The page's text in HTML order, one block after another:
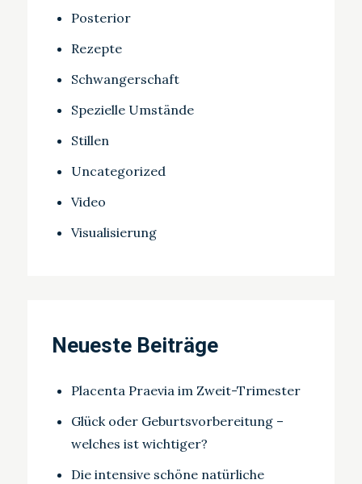
Posterior
Rezepte
Schwangerschaft
Spezielle Umstände
Stillen
Uncategorized
Video
Visualisierung
Neueste Beiträge
Placenta Praevia im Zweit-Trimester
Glück oder Geburtsvorbereitung –
welches ist wichtiger?
Die intensive schöne natürliche